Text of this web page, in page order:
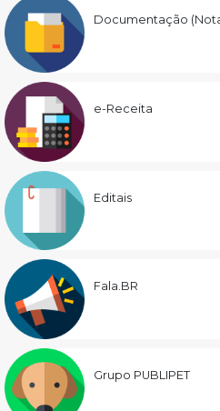
Documentação
e-Receita
Editais
Fala.BR
Grupo PUBLIPET